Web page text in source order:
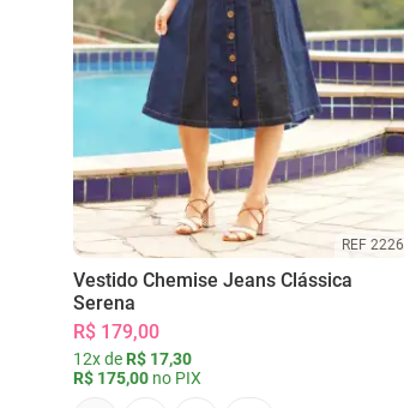
REF 2226
Vestido Chemise Jeans Clássica
Serena
R$ 179,00
12x de R$ 17,30
R$ 175,00 no PIX